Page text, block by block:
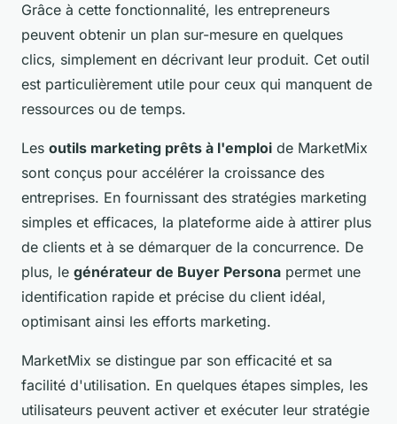
Grâce à cette fonctionnalité, les entrepreneurs
peuvent obtenir un plan sur-mesure en quelques
clics, simplement en décrivant leur produit. Cet outil
est particulièrement utile pour ceux qui manquent de
ressources ou de temps.
Les outils marketing prêts à l'emploi de MarketMix
sont conçus pour accélérer la croissance des
entreprises. En fournissant des stratégies marketing
simples et efficaces, la plateforme aide à attirer plus
de clients et à se démarquer de la concurrence. De
plus, le générateur de Buyer Persona permet une
identification rapide et précise du client idéal,
optimisant ainsi les efforts marketing.
MarketMix se distingue par son efficacité et sa
facilité d'utilisation. En quelques étapes simples, les
utilisateurs peuvent activer et exécuter leur stratégie